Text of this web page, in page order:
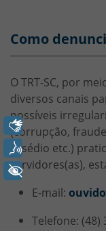
Como
HTML
O TRT-SC, por
diversos canais
possíveis
(corrupção,
assédio etc.)
servidores(as),
E-mail:
Telefone: (48)
Libras
Voz
+